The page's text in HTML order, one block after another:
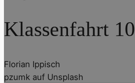
Klassenfahrt 10
Florian Ippisch
pzumk auf Unsplash